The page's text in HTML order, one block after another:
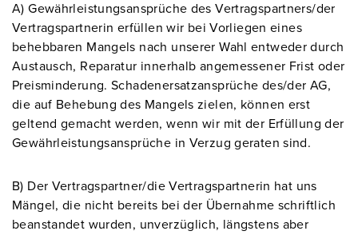
A) Gewährleistungsansprüche des Vertragspartners/der
Vertragspartnerin erfüllen wir bei Vorliegen eines
behebbaren Mangels nach unserer Wahl entweder durch
Austausch, Reparatur innerhalb angemessener Frist oder
Preisminderung. Schadenersatzansprüche des/der AG,
die auf Behebung des Mangels zielen, können erst
geltend gemacht werden, wenn wir mit der Erfüllung der
Gewährleistungsansprüche in Verzug geraten sind.
B) Der Vertragspartner/die Vertragspartnerin hat uns
Mängel, die nicht bereits bei der Übernahme schriftlich
beanstandet wurden, unverzüglich, längstens aber